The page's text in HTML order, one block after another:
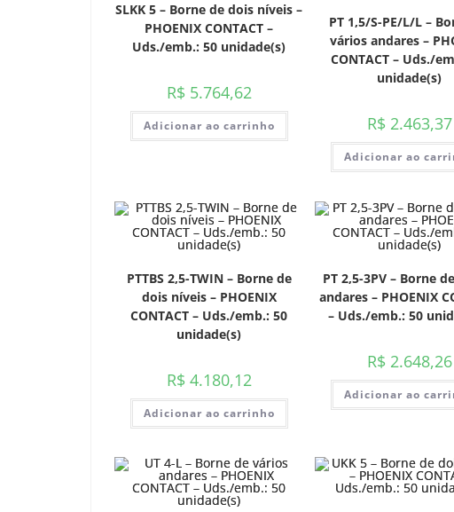
SLKK 5 – Borne de dois níveis –
PHOENIX CONTACT –
Uds./emb.: 50 unidade(s)
R$ 5.764,62
Adicionar ao carrinho
PT 1,5/S-PE/L/L –
vários andares –
CONTACT – Uds./
unidade(s)
R$ 2.463,37
Adicionar ao
PTTBS 2,5-TWIN – Borne de
dois níveis – PHOENIX
CONTACT – Uds./emb.: 50
unidade(s)
R$ 4.180,12
Adicionar ao carrinho
PT 2,5-3PV – Borne
andares – PHOENIX
– Uds./emb.: 50
R$ 2.648,26
Adicionar ao